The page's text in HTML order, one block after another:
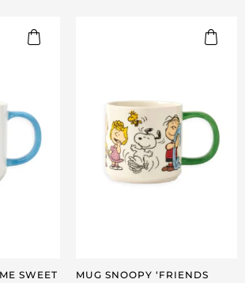
SWEET
MUG SNOOPY ‘FRIENDS